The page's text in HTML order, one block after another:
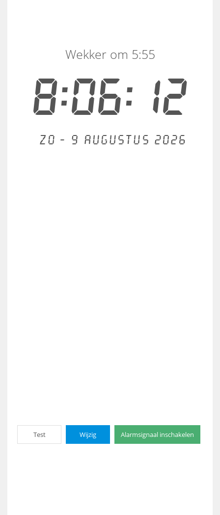
8:06:13
Wekker om 5:55
Zo - 9 augustus 2026
Test Wijzig Alarmsignaal inschakelen